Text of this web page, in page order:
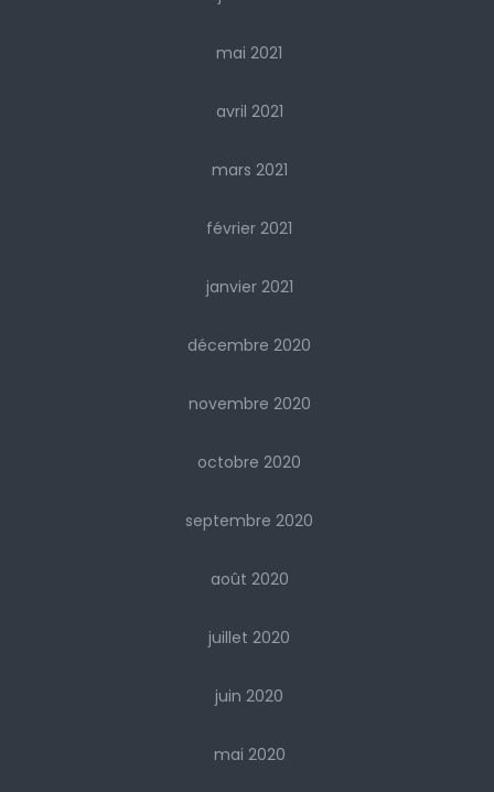
mai 2021
avril 2021
mars 2021
février 2021
janvier 2021
décembre 2020
novembre 2020
octobre 2020
septembre 2020
août 2020
juillet 2020
juin 2020
mai 2020